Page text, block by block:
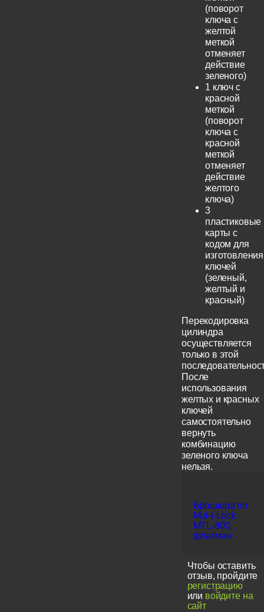
(поворот
ключа с
желтой
меткой
отменяет
действие
зеленого)
1 ключ с
красной
меткой
(поворот
ключа с
красной
меткой
отменяет
действие
желтого
ключа)
3
пластиковые
карты с
кодом для
изготовления
ключей
(зеленый,
желтый и
красный)
Перекодировка
цилиндра
осуществляется
только в этой
После
использования
желтых и красных
ключей
самостоятельно
вернуть
комбинацию
зеленого ключа
нельзя.
Брошюра по
Mul-t-Lock
MTL-800,
флагман
Чтобы оставить
отзыв, пройдите
регистрацию
или войдите на
сайт